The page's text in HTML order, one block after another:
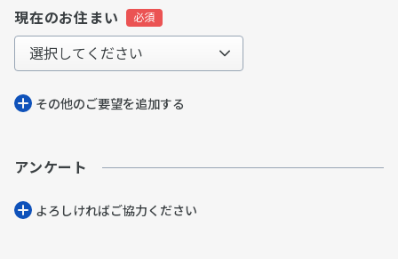
現在のお住まい
その他のご要望を追加する
アンケート
よろしければご協⼒ください